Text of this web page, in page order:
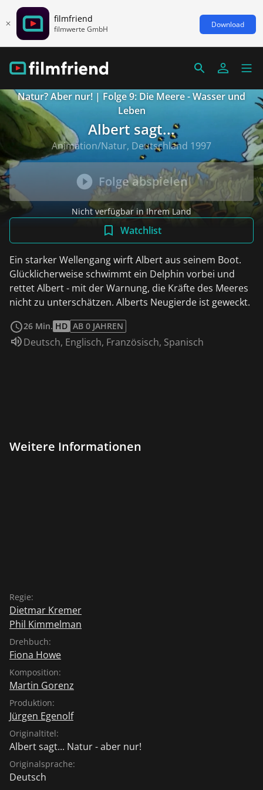
filmfriend
filmwerte GmbH Download
Natur? Aber nur! | Folge 9: Die Meere - Wasser und
Leben
Albert sagt...
Animation/Natur, Deutschland 1997
Folge abspielen
Nicht verfügbar in Ihrem Land
Watchlist
Ein starker Wellengang wirft Albert aus seinem Boot.
Glücklicherweise schwimmt ein Delphin vorbei und
rettet Albert - mit der Warnung, die Kräfte des Meeres
nicht zu unterschätzen. Alberts Neugierde ist geweckt.
26 Min. HD AB 0 JAHREN
Sprache:
Deutsch, Englisch, Französisch, Spanisch
Weitere Informationen
Regie:
Dietmar Kremer
Phil Kimmelman
Drehbuch:
Fiona Howe
Komposition:
Martin Gorenz
Produktion:
Jürgen Egenolf
Originaltitel:
Albert sagt... Natur - aber nur!
Originalsprache:
Deutsch